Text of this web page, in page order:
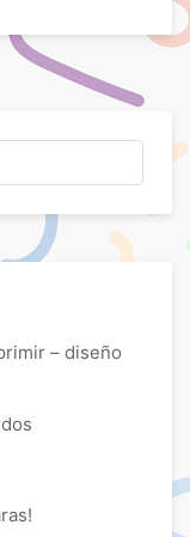
– diseño